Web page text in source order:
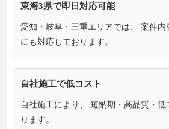
東海3県で即日対応可能
愛知・岐阜・三重エリアでは、 案件内
にも対応しております。
自社施工で低コスト
自社施工により、 短納期・高品質・
ります。